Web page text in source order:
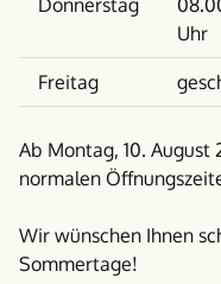
Uhr
Freitag
Ab Montag, 10.
normalen
Wir wünschen Ihnen
Sommertage!